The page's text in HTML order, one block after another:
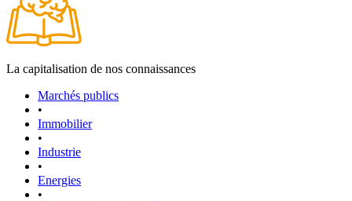
La capitalisation de nos connaissances
Marchés publics
•
Immobilier
•
Industrie
•
Energies
•